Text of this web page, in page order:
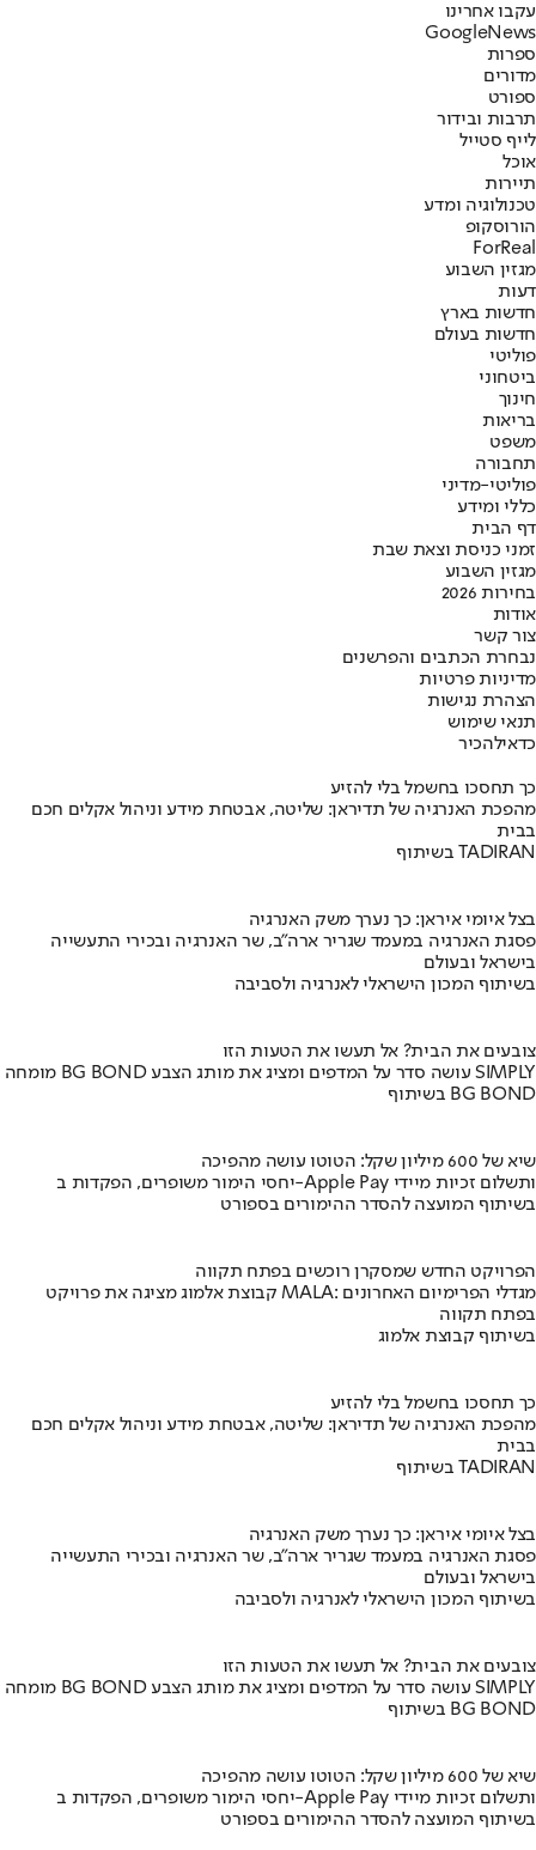
עקבו אחרינו
Googl eNews
ספרות
מדורים
ספורט
תרבות ובידור
לייף סטייל
אוכל
תיירות
טכנולוגיה ומדע
הורוסקופ
ForReal
מגזין השבוע
דעות
חדשות בארץ
חדשות בעולם
פוליטי
ביטחוני
חינוך
בריאות
משפט
תחבורה
פוליטי-מדיני
כללי ומידע
דף הבית
זמני כניסת וצאת שבת
מגזין השבוע
בחירות 2026
אודות
צור קשר
נבחרת הכתבים והפרשנים
מדיניות פרטיות
הצהרת נגישות
תנאי שימוש
כדאילהכיר
כך תחסכו בחשמל בלי להזיע
מהפכת האנרגיה של תדיראן: שליטה, אבטחת מידע וניהול אקלים חכם
בבית
בשיתוף TADIRAN
בצל איומי איראן: כך נערך משק האנרגיה
פסגת האנרגיה במעמד שגריר ארה"ב, שר האנרגיה ובכירי התעשייה
בישראל ובעולם
בשיתוף המכון הישראלי לאנרגיה ולסביבה
צובעים את הבית? אל תעשו את הטעות הזו
מומחה BG BOND עושה סדר על המדפים ומציג את מותג הצבע SIMPLY
בשיתוף BG BOND
שיא של 600 מיליון שקל: הטוטו עושה מהפיכה
יחסי הימור משופרים, הפקדות ב-Apple Pay ותשלום זכיות מיידי
בשיתוף המועצה להסדר ההימורים בספורט
הפרויקט החדש שמסקרן רוכשים בפתח תקווה
קבוצת אלמוג מציגה את פרויקט MALA: מגדלי הפרימיום האחרונים
בפתח תקווה
בשיתוף קבוצת אלמוג
כך תחסכו בחשמל בלי להזיע
מהפכת האנרגיה של תדיראן: שליטה, אבטחת מידע וניהול אקלים חכם
בבית
בשיתוף TADIRAN
בצל איומי איראן: כך נערך משק האנרגיה
פסגת האנרגיה במעמד שגריר ארה"ב, שר האנרגיה ובכירי התעשייה
בישראל ובעולם
בשיתוף המכון הישראלי לאנרגיה ולסביבה
צובעים את הבית? אל תעשו את הטעות הזו
מומחה BG BOND עושה סדר על המדפים ומציג את מותג הצבע SIMPLY
בשיתוף BG BOND
שיא של 600 מיליון שקל: הטוטו עושה מהפיכה
יחסי הימור משופרים, הפקדות ב-Apple Pay ותשלום זכיות מיידי
בשיתוף המועצה להסדר ההימורים בספורט